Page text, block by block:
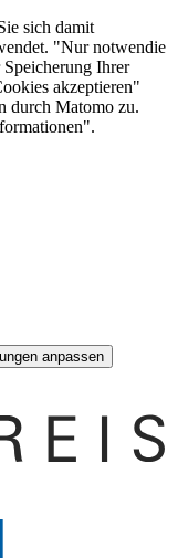
sich damit
"Nur notwendie
Ihrer
akzeptieren"
durch Matomo zu.
anpassen